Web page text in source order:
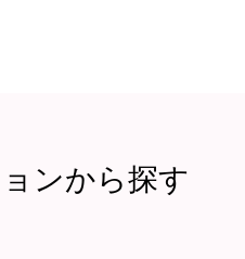
ンから探す